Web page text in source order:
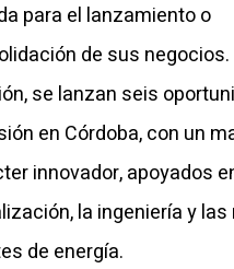
para el lanzamiento o
de sus negocios.
se lanzan seis
en Córdoba, con un
innovador, apoyados
la ingeniería y las
de energía.